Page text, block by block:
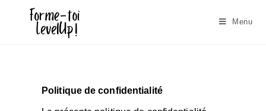
Menu
Politique de confidentialité